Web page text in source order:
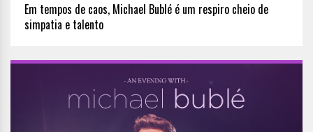
Em tempos de caos, Michael Bublé é um respiro cheio de
simpatia e talento